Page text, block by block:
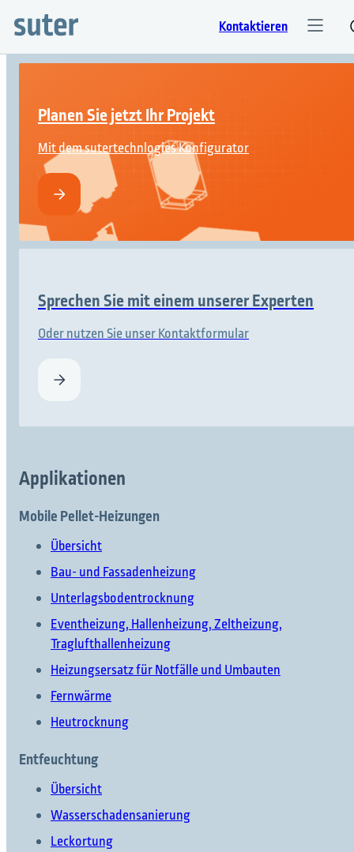
Kontaktieren
Was möchten Sie finden?
Planen Sie jetzt Ihr Projekt
Mit dem sutertechnlogies Konfigurator
Sprechen Sie mit einem unserer Experten
Oder nutzen Sie unser Kontaktformular
Applikationen
Mobile Pellet-Heizungen
Übersicht
Bau- und Fassadenheizung
Unterlagsbodentrocknung
Eventheizung, Hallenheizung, Zeltheizung,
Traglufthallenheizung
Heizungsersatz für Notfälle und Umbauten
Fernwärme
Heutrocknung
Entfeuchtung
Übersicht
Wasserschadensanierung
Leckortung